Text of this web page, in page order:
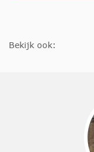
Bekijk ook: